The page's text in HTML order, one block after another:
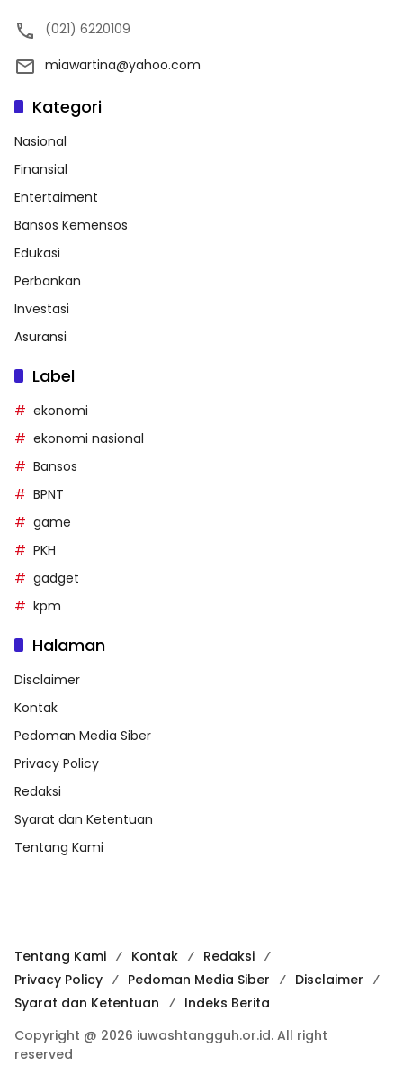
(021) 6220109
miawartina@yahoo.com
Kategori
Nasional
Finansial
Entertaiment
Bansos Kemensos
Edukasi
Perbankan
Investasi
Asuransi
Label
ekonomi
ekonomi nasional
Bansos
BPNT
game
PKH
gadget
kpm
Halaman
Disclaimer
Kontak
Pedoman Media Siber
Privacy Policy
Redaksi
Syarat dan Ketentuan
Tentang Kami
Tentang Kami Kontak
Redaksi
Privacy Policy
Pedoman Media Siber
Disclaimer
Syarat dan Ketentuan
Indeks Berita
Copyright @ 2026 iuwashtangguh.or.id. All right
reserved